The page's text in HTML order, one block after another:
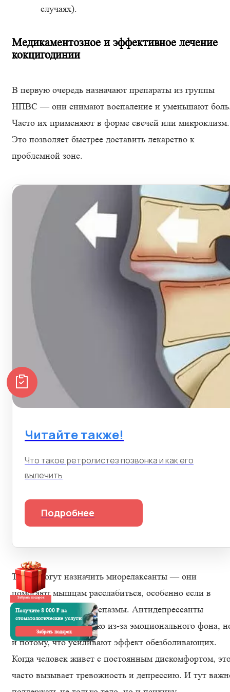
случаях).
Медикаментозное и эффективное лечение
кокцигодинии
В первую очередь назначают препараты из группы
НПВС — они снимают воспаление и уменьшают
Часто их применяют в форме свечей или микроклизм.
Это позволяет быстрее доставить лекарство к
проблемной зоне.
Читайте также!
Что такое ретролистез позвонка и как его
вылечить
Подробнее
Также могут назначить миорелаксанты — они
помогают мышцам расслабиться, особенно если в
тазовой области есть спазмы. Антидепрессанты
применяются не только из-за эмоционального фона,
и потому, что усиливают эффект обезболивающих.
Когда человек живет с постоянным дискомфортом,
часто вызывает тревожность и депрессию. И тут
Забрать подарок
Получите 8 000 ₽ на
стоматологические услуги
Забрать подарок